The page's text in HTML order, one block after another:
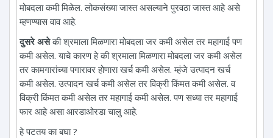
मोबदला कमी मिळेल. लोकसंख्या जास्त असल्याने पुरवठा जास्त आहे असे
म्हणण्यास वाव आहे.
दुसरे असेकी श्रमाला मिळणारा मोबदला जर कमी असेल तर महागाई पण
कमी असेल. याचे कारण हे की श्रमाला मिळणारा मोबदला जर कमी असेल
तर कामगारांच्या पगारावर होणारा खर्च कमी असेल. म्हंजे उत्पादन खर्च
कमी असेल. उत्पादन खर्च कमी असेल तर विक्री किंमत कमी असेल. व
विक्री किंमत कमी असेल तर महागाई कमी असेल. पण सध्या तर महागाई
फार आहे असा आरडाओरडा चालु आहे.
हे पटतय का बघा ?